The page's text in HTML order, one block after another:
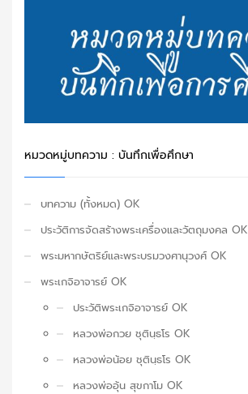
หมวดหมู่บทความ : บันทึกเพื่อศึกษา
บทความ (ทั้งหมด) OK
ประวัติการจัดสร้างพระเครื่องและวัตถุมงคล OK
พระมหากษัตริย์และพระบรมวงศานุวงศ์ OK
พระเกจิอาจารย์ OK
ประวัติพระเกจิอาจารย์ OK
หลวงพ่อกวย ชุตินฺธโร OK
หลวงพ่อน้อย ชุตินฺธโร OK
หลวงพ่ออุ้น สุขกาโม OK